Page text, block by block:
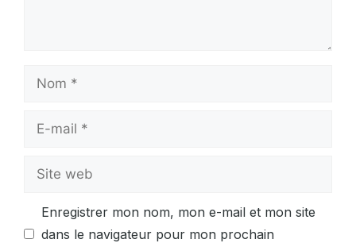
Nom
Site
Enregistrer mon nom, mon e-mail et mon site
dans le navigateur pour mon prochain